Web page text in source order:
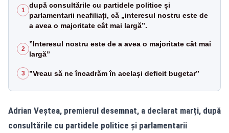
1
după consultările cu partidele politice și
parlamentarii neafiliați, că „interesul nostru este de
a avea o majoritate cât mai largă”.
2
”Interesul nostru este de a avea o majoritate cât mai
largă”
3 ”Vreau să ne încadrăm în același deficit bugetar”
Adrian Veștea, premierul desemnat, a declarat marți, după
consultările cu partidele politice și parlamentarii